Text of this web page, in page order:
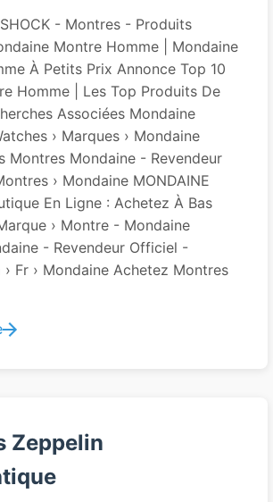
- Montres - Produits
Montre Homme | Mondaine
À Petits Prix Annonce Top 10
Homme | Les Top Produits De
Associées Mondaine
› Marques › Mondaine
Montres Mondaine - Revendeur
› Mondaine MONDAINE
En Ligne : Achetez À Bas
› Montre - Mondaine
- Revendeur Officiel -
Fr › Mondaine Achetez Montres
Zeppelin